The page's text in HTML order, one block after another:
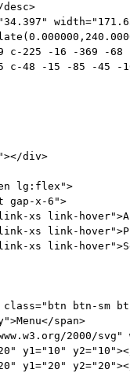
desc>
"34.397" width=
c-225 -16 -369 -
c-48 -15 -85 -45
></div>
lg:flex">
gap-x-6">
xs link-hover">
xs link-hover">
xs link-hover">
class="btn btn-sm
>Menu</span>
2000/svg"
y1 ="10" y2="10"
y1 ="20" y2="20"